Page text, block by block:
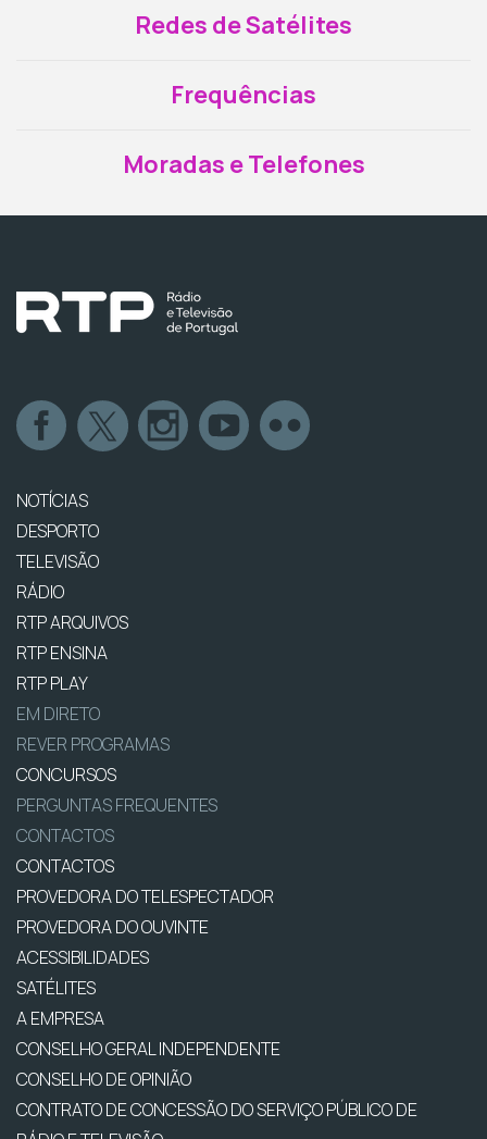
Redes de Satélites
Frequências
Moradas e Telefones
NOTÍCIAS
DESPORTO
TELEVISÃO
RÁDIO
RTP ARQUIVOS
RTP ENSINA
RTP PLAY
EM DIRETO
REVER PROGRAMAS
CONCURSOS
PERGUNTAS FREQUENTES
CONTACTOS
CONTACTOS
PROVEDORA DO TELESPECTADOR
PROVEDORA DO OUVINTE
ACESSIBILIDADES
SATÉLITES
A EMPRESA
CONSELHO GERAL INDEPENDENTE
CONSELHO DE OPINIÃO
CONTRATO DE CONCESSÃO DO SERVIÇO PÚBLICO DE